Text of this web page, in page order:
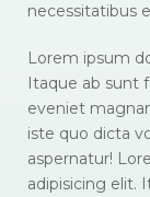
necessitatibus
Lorem ipsum
Itaque ab sunt
eveniet
iste quo dicta
aspernatur!
adipisicing elit.